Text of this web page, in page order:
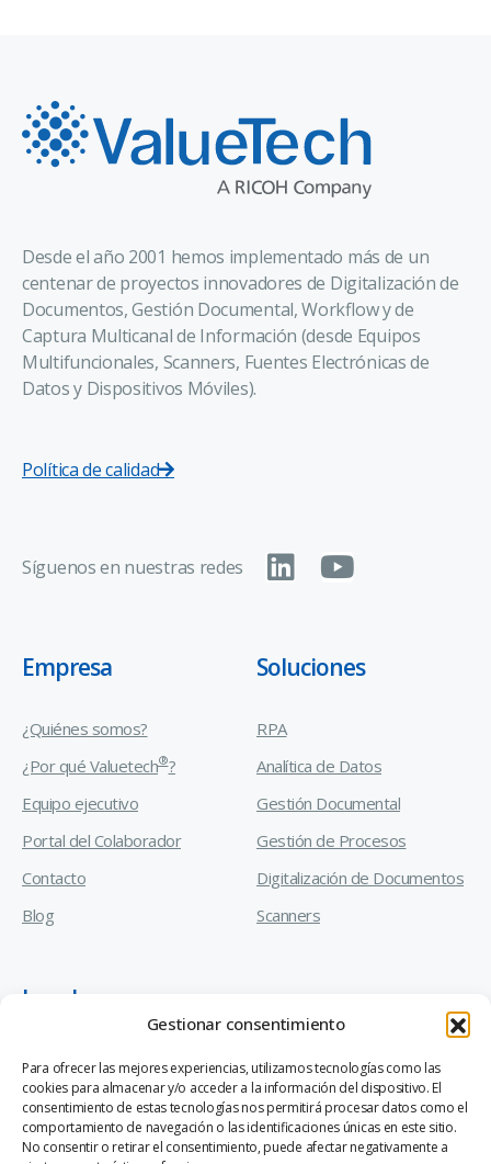
Gestionar consentimiento
Para ofrecer las mejores experiencias, utilizamos tecnologías como las
cookies para almacenar y/o acceder a la información del dispositivo. El
consentimiento de estas tecnologías nos permitirá procesar datos como el
comportamiento de navegación o las identificaciones únicas en este sitio.
No consentir o retirar el consentimiento, puede afectar negativamente a
Desde el año 2001 hemos implementado más de un
centenar de proyectos innovadores de Digitalización de
Documentos, Gestión Documental, Workflow y de
Captura Multicanal de Información (desde Equipos
Multifuncionales, Scanners, Fuentes Electrónicas de
Datos y Dispositivos Móviles).
Política de calidad
Síguenos en nuestras redes
Empresa
¿Quiénes somos?
¿Por qué Valuetech®?
Equipo ejecutivo
Portal del Colaborador
Contacto
Blog
Soluciones
RPA
Analítica de Datos
Gestión Documental
Gestión de Procesos
Digitalización de Documentos
Scanners
Legal
Manual de Prevención de Delitos
Código de Ética y Conducta Empresarial
Canal de Denuncias Ley 20.393